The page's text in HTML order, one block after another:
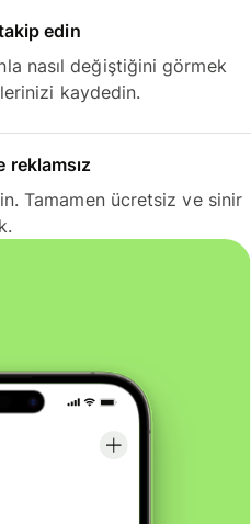
edin
nasıl değiştiğini görmek
kaydedin.
reklamsız
Tamamen ücretsiz ve sinir